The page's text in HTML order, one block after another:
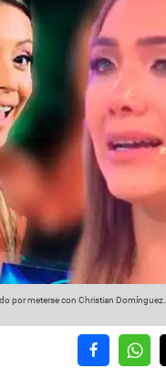
por meterse con Christian Domínguez.